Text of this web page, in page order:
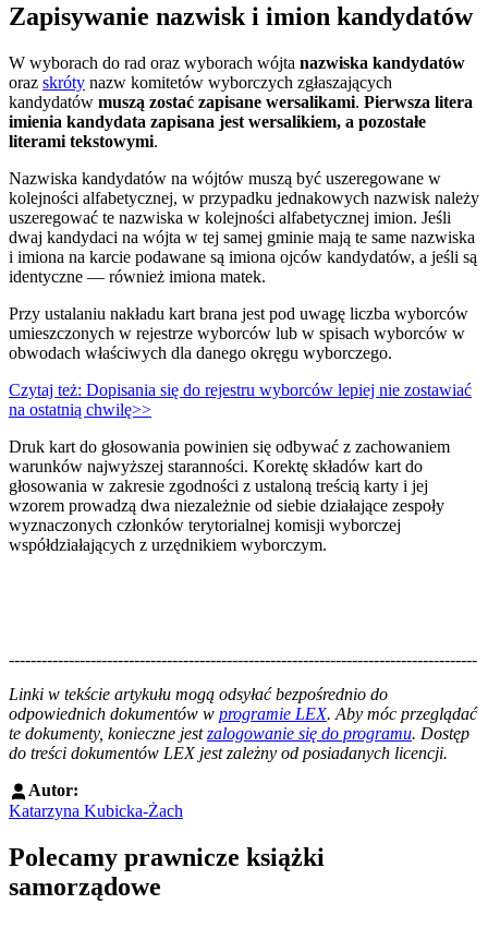
Zapisywanie nazwisk i imion kandydatów
W wyborach do rad oraz wyborach wójta nazwiska kandydatów
oraz skróty nazw komitetów wyborczych zgłaszających
kandydatów muszą zostać zapisane wersalikami. Pierwsza litera
imienia kandydata zapisana jest wersalikiem, a pozostałe
literami tekstowymi.
Nazwiska kandydatów na wójtów muszą być uszeregowane w
kolejności alfabetycznej, w przypadku jednakowych nazwisk należy
uszeregować te nazwiska w kolejności alfabetycznej imion. Jeśli
dwaj kandydaci na wójta w tej samej gminie mają te same nazwiska
i imiona na karcie podawane są imiona ojców kandydatów, a jeśli są
identyczne — również imiona matek.
Przy ustalaniu nakładu kart brana jest pod uwagę liczba wyborców
umieszczonych w rejestrze wyborców lub w spisach wyborców w
obwodach właściwych dla danego okręgu wyborczego.
Czytaj też: Dopisania się do rejestru wyborców lepiej nie zostawiać
na ostatnią chwilę>>
Druk kart do głosowania powinien się odbywać z zachowaniem
warunków najwyższej staranności. Korektę składów kart do
głosowania w zakresie zgodności z ustaloną treścią karty i jej
wzorem prowadzą dwa niezależnie od siebie działające zespoły
wyznaczonych członków terytorialnej komisji wyborczej
współdziałających z urzędnikiem wyborczym.
--------------------------------------------------------------------------------------
Linki w tekście artykułu mogą odsyłać bezpośrednio do
odpowiednich dokumentów w programie LEX. Aby móc przeglądać
te dokumenty, konieczne jestzalogowanie się do programu. Dostęp
do treści dokumentów LEX jest zależny od posiadanych licencji.
Autor:
Katarzyna Kubicka-Żach
Polecamy prawnicze książki
samorządowe